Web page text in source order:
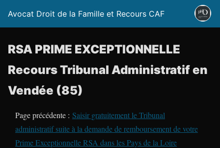
Avocat Droit de la Famille et Recours CAF
RSA PRIME EXCEPTIONNELLE
Recours Tribunal Administratif en
Vendée (85)
Page précédente : Saisir gratuitement le Tribunal
administratif suite à la demande de remboursement de votre
Prime Exceptionnelle RSA dans les Pays de la Loire